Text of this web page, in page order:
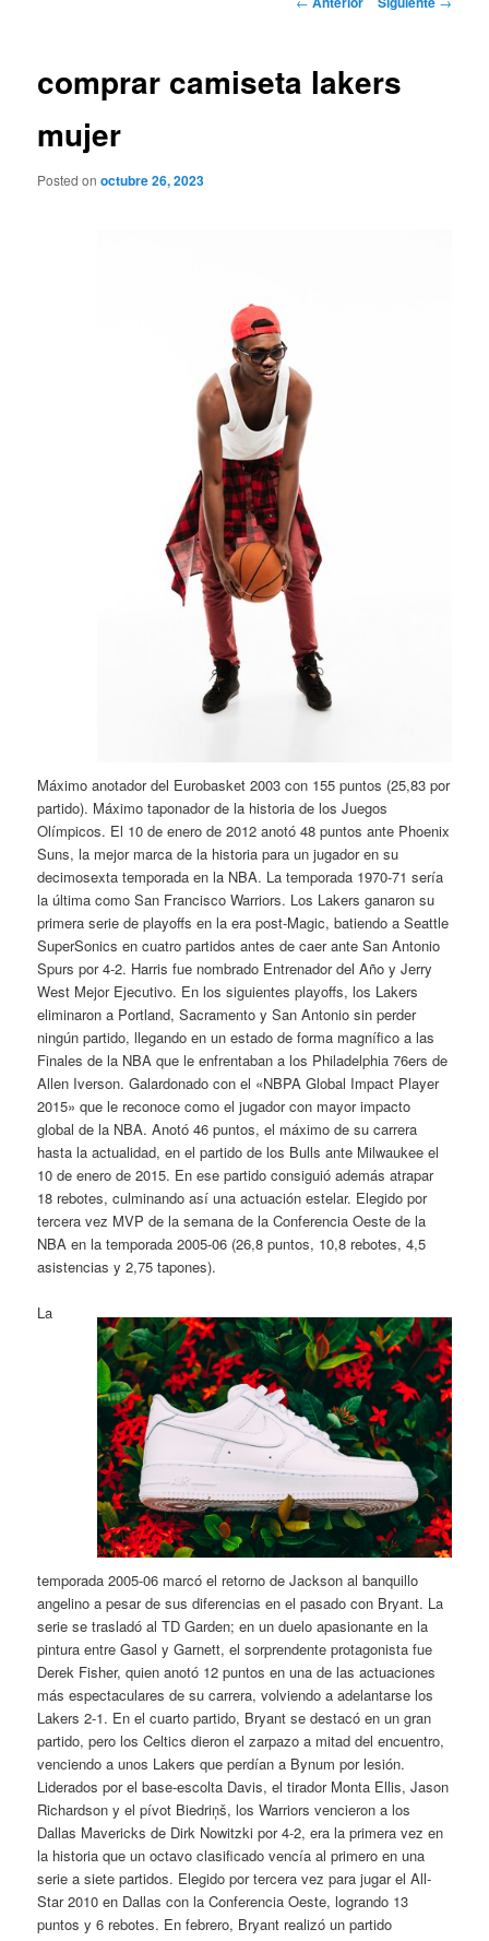
comprar camiseta lakers
mujer
Posted onoctubre 26, 2023
Máximo anotador del Eurobasket 2003 con 155 puntos (25,83 por
partido). Máximo taponador de la historia de los Juegos
Olímpicos. El 10 de enero de 2012 anotó 48 puntos ante Phoenix
Suns, la mejor marca de la historia para un jugador en su
decimosexta temporada en la NBA. La temporada 1970-71 sería
la última como San Francisco Warriors. Los Lakers ganaron su
primera serie de playoffs en la era post-Magic, batiendo a Seattle
SuperSonics en cuatro partidos antes de caer ante San Antonio
Spurs por 4-2. Harris fue nombrado Entrenador del Año y Jerry
West Mejor Ejecutivo. En los siguientes playoffs, los Lakers
eliminaron a Portland, Sacramento y San Antonio sin perder
ningún partido, llegando en un estado de forma magnífico a las
Finales de la NBA que le enfrentaban a los Philadelphia 76ers de
Allen Iverson. Galardonado con el «NBPA Global Impact Player
2015» que le reconoce como el jugador con mayor impacto
global de la NBA. Anotó 46 puntos, el máximo de su carrera
hasta la actualidad, en el partido de los Bulls ante Milwaukee el
10 de enero de 2015. En ese partido consiguió además atrapar
18 rebotes, culminando así una actuación estelar. Elegido por
tercera vez MVP de la semana de la Conferencia Oeste de la
NBA en la temporada 2005-06 (26,8 puntos, 10,8 rebotes, 4,5
asistencias y 2,75 tapones).
La
temporada 2005-06 marcó el retorno de Jackson al banquillo
angelino a pesar de sus diferencias en el pasado con Bryant. La
serie se trasladó al TD Garden; en un duelo apasionante en la
pintura entre Gasol y Garnett, el sorprendente protagonista fue
Derek Fisher, quien anotó 12 puntos en una de las actuaciones
más espectaculares de su carrera, volviendo a adelantarse los
Lakers 2-1. En el cuarto partido, Bryant se destacó en un gran
partido, pero los Celtics dieron el zarpazo a mitad del encuentro,
venciendo a unos Lakers que perdían a Bynum por lesión.
Liderados por el base-escolta Davis, el tirador Monta Ellis, Jason
Richardson y el pívot Biedriņš, los Warriors vencieron a los
Dallas Mavericks de Dirk Nowitzki por 4-2, era la primera vez en
la historia que un octavo clasificado vencía al primero en una
serie a siete partidos. Elegido por tercera vez para jugar el All-
Star 2010 en Dallas con la Conferencia Oeste, logrando 13
puntos y 6 rebotes. En febrero, Bryant realizó un partido